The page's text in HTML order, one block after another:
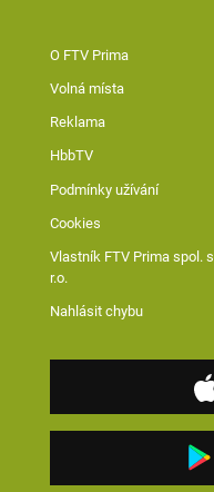
O FTV Prima
Volná místa
Reklama
HbbTV
Podmínky užívání
Cookies
Vlastník FTV Prima spol. s
r.o.
Nahlásit chybu